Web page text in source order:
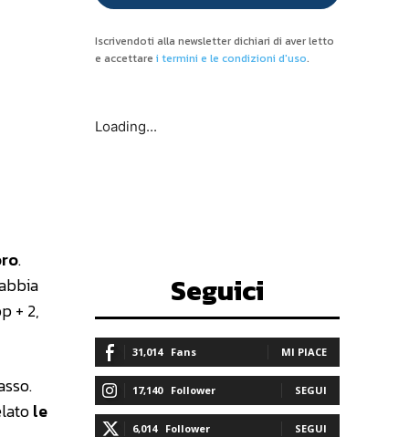
.
+ 2,
le
Iscrivendoti alla newsletter dichiari di aver letto
e accettare i termini e le condizioni d'uso.
Loading...
Seguici
31,014 Fans MI PIACE
17,140 Follower SEGUI
6,014 Follower SEGUI